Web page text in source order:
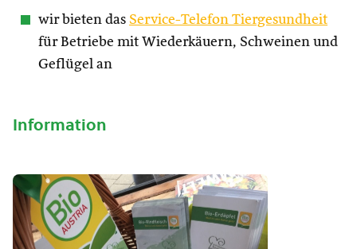
wir bieten das Service-Telefon Tiergesundheit
für Betriebe mit Wiederkäuern, Schweinen und
Geflügel an
Information